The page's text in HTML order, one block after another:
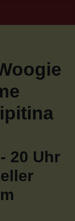
20 Uhr